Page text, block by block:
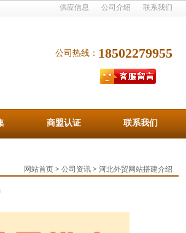
供应信息 公司介绍 联系我们
公司热线： 18502279955
商盟认证 联系我们
网站首页 > 公司资讯 > 河北外贸网站搭建介绍